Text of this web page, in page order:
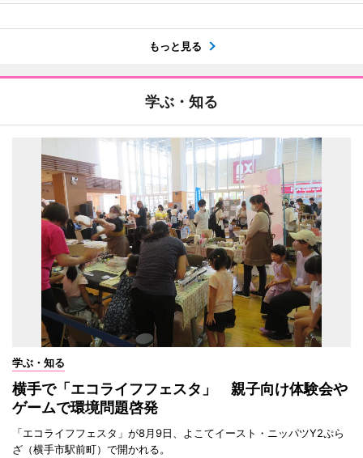
もっと見る
学ぶ・知る
学ぶ・知る
横手で「エコライフフェスタ」 親子向け体験会や
ゲームで環境問題啓発
「エコライフフェスタ」が8月9日、よこてイースト・ニッパツY2ぷら
ざ（横手市駅前町）で開かれる。